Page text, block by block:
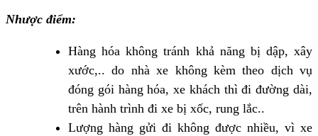
Nhược điểm:
Hàng hóa không tránh khả năng bị dập, xây
xước,.. do nhà xe không kèm theo dịch vụ
đóng gói hàng hóa, xe khách thì đi đường dài,
trên hành trình đi xe bị xốc, rung lắc..
Lượng hàng gửi đi không được nhiều, vì xe